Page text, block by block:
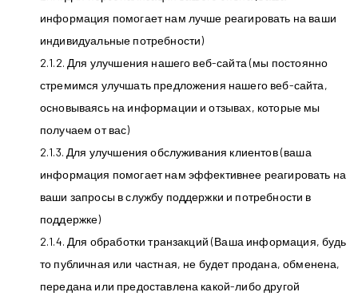
информация помогает нам лучше реагировать на ваши
индивидуальные потребности)
2.1.2. Для улучшения нашего веб-сайта (мы постоянно
стремимся улучшать предложения нашего веб-сайта,
основываясь на информации и отзывах, которые мы
получаем от вас)
2.1.3. Для улучшения обслуживания клиентов (ваша
информация помогает нам эффективнее реагировать на
ваши запросы в службу поддержки и потребности в
поддержке)
2.1.4. Для обработки транзакций (Ваша информация, будь
то публичная или частная, не будет продана, обменена,
передана или предоставлена ​​какой-либо другой